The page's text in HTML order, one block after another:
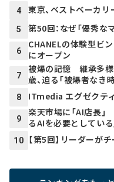
4 東京、ベストベーカリ
5 第50回：なぜ「優秀
6
CHANELの体験型ビ
にオープン
7
被爆の記憶 継承多
歳、迫る「被爆者なき時
8 ITmedia エグゼクテ
9
楽天市場に「AI店長
るAIを必要としている
10 【第5回】リーダーが